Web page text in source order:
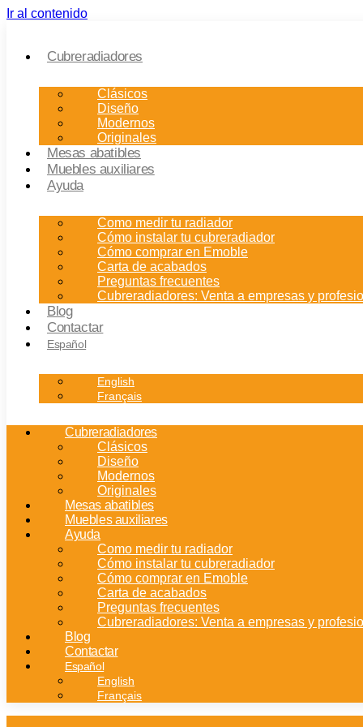
Ir al contenido
Cubreradiadores
Clásicos
Diseño
Modernos
Originales
Mesas abatibles
Muebles auxiliares
Ayuda
Como medir tu radiador
Cómo instalar tu cubreradiador
Cómo comprar en Emoble
Carta de acabados
Preguntas frecuentes
Cubreradiadores: Venta a empresas y
Blog
Contactar
Español
English
Français
Cubreradiadores
Clásicos
Diseño
Modernos
Originales
Mesas abatibles
Muebles auxiliares
Ayuda
Como medir tu radiador
Cómo instalar tu cubreradiador
Cómo comprar en Emoble
Carta de acabados
Preguntas frecuentes
Cubreradiadores: Venta a empresas y
Blog
Contactar
Español
English
Français